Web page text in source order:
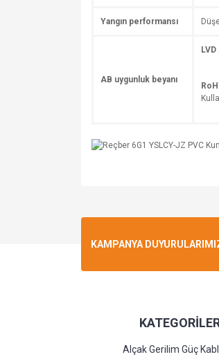
Yangın performansı
AB uygunluk beyanı
LVD
KAMPANYA
Alçak Gerilim Güç